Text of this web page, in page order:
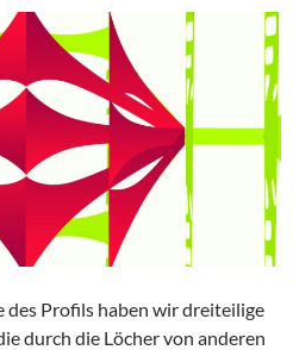
des Profils haben wir dreiteilige
durch die Löcher von anderen